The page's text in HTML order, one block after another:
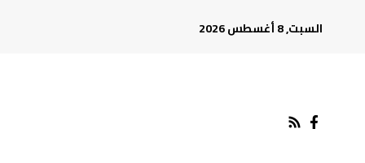
السبت, 8 أغسطس 2026